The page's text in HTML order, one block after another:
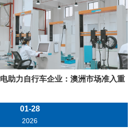
电助力自行车企业：澳洲市场准入重
01-28
2026